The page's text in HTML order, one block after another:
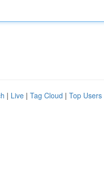
| Live | Tag Cloud | Top Users